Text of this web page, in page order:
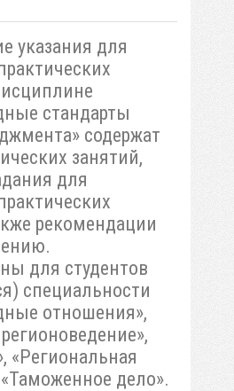
указания для
стандарты
содержат
занятий,
для
рекомендации
для студентов
специальности
отношения»,
«Региональная
дело».